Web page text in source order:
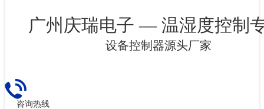
广州庆瑞电子 — 温湿度控制
设备控制器源头厂家
咨询热线